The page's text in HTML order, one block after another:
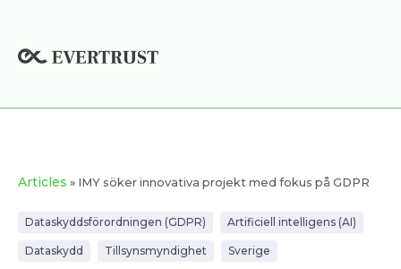
innehåll
Articles » IMY söker innovativa projekt med fokus på GDPR
Dataskyddsförordningen (GDPR) Artificiell intelligens (AI)
Dataskydd Tillsynsmyndighet Sverige